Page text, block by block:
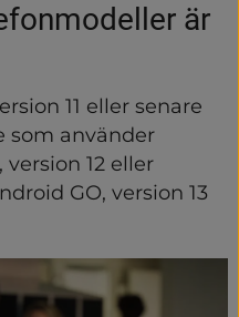
är
11 eller senare
som använder
12 eller
GO, version 13